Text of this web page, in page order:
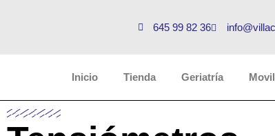
645 99 82 36
Inicio Tienda Geriatría